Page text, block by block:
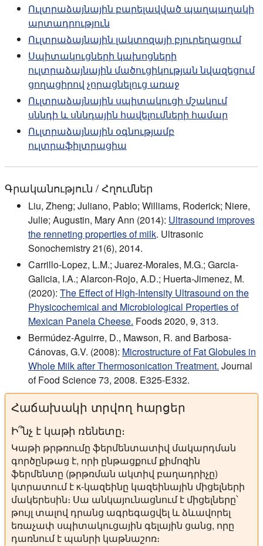
Ուլտրաձայնային բարելավված պաղպաղակի
արտադրություն
Ուլտրաձայնային լակտոզայի բյուրեղացում
Սպիտակուցների կախոցների
ուլտրաձայնային մածուցիկության նվազեցում
ցողացիրով չորացնելուց առաջ
Ուլտրաձայնային սպիտակուցի մշակում
սննդի և սննդային հավելումների համար
Ուլտրաձայնային օգնությամբ
ուլտրաֆիլտրացիա
Գրականություն / Հղումներ
Liu, Zheng; Juliano, Pablo; Williams, Roderick; Niere,
Julie; Augustin, Mary Ann (2014): Ultrasound improves
the renneting properties of milk. Ultrasonic
Sonochemistry 21(6), 2014.
Carrillo-Lopez, L.M.; Juarez-Morales, M.G.; Garcia-
Galicia, I.A.; Alarcon-Rojo, A.D.; Huerta-Jimenez, M.
(2020): The Effect of High-Intensity Ultrasound on the
Physicochemical and Microbiological Properties of
Mexican Panela Cheese. Foods 2020, 9, 313.
Bermúdez-Aguirre, D., Mawson, R. and Barbosa-
Cánovas, G.V. (2008): Microstructure of Fat Globules in
Whole Milk after Thermosonication Treatment. Journal
of Food Science 73, 2008. E325-E332.
Հաճախակի տրվող հարցեր
Ի՞նչ է կաթի ռենետը։
Կաթի թրթռումը ֆերմենտատիվ մակարդման
գործընթաց է, որի ընթացքում քիմոզին
ֆերմենտը (թրթռման ակտիվ բաղադրիչը)
կտրատում է κ-կազեինը կազեինային միցելների
մակերեսին։ Սա անկայունացնում է միցելները՝
թույլ տալով դրանց ագրեգացվել և ձևավորել
եռաչափ սպիտակուցային գելային ցանց, որը
դառնում է պանրի կաթնաշոռ։